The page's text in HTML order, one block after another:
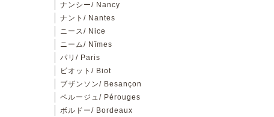
ナンシー/ Nancy
ナント/ Nantes
ニース/ Nice
ニーム/ Nîmes
パリ/ Paris
ビオット/ Biot
ブザンソン/ Besançon
ペルージュ/ Pérouges
ボルドー/ Bordeaux